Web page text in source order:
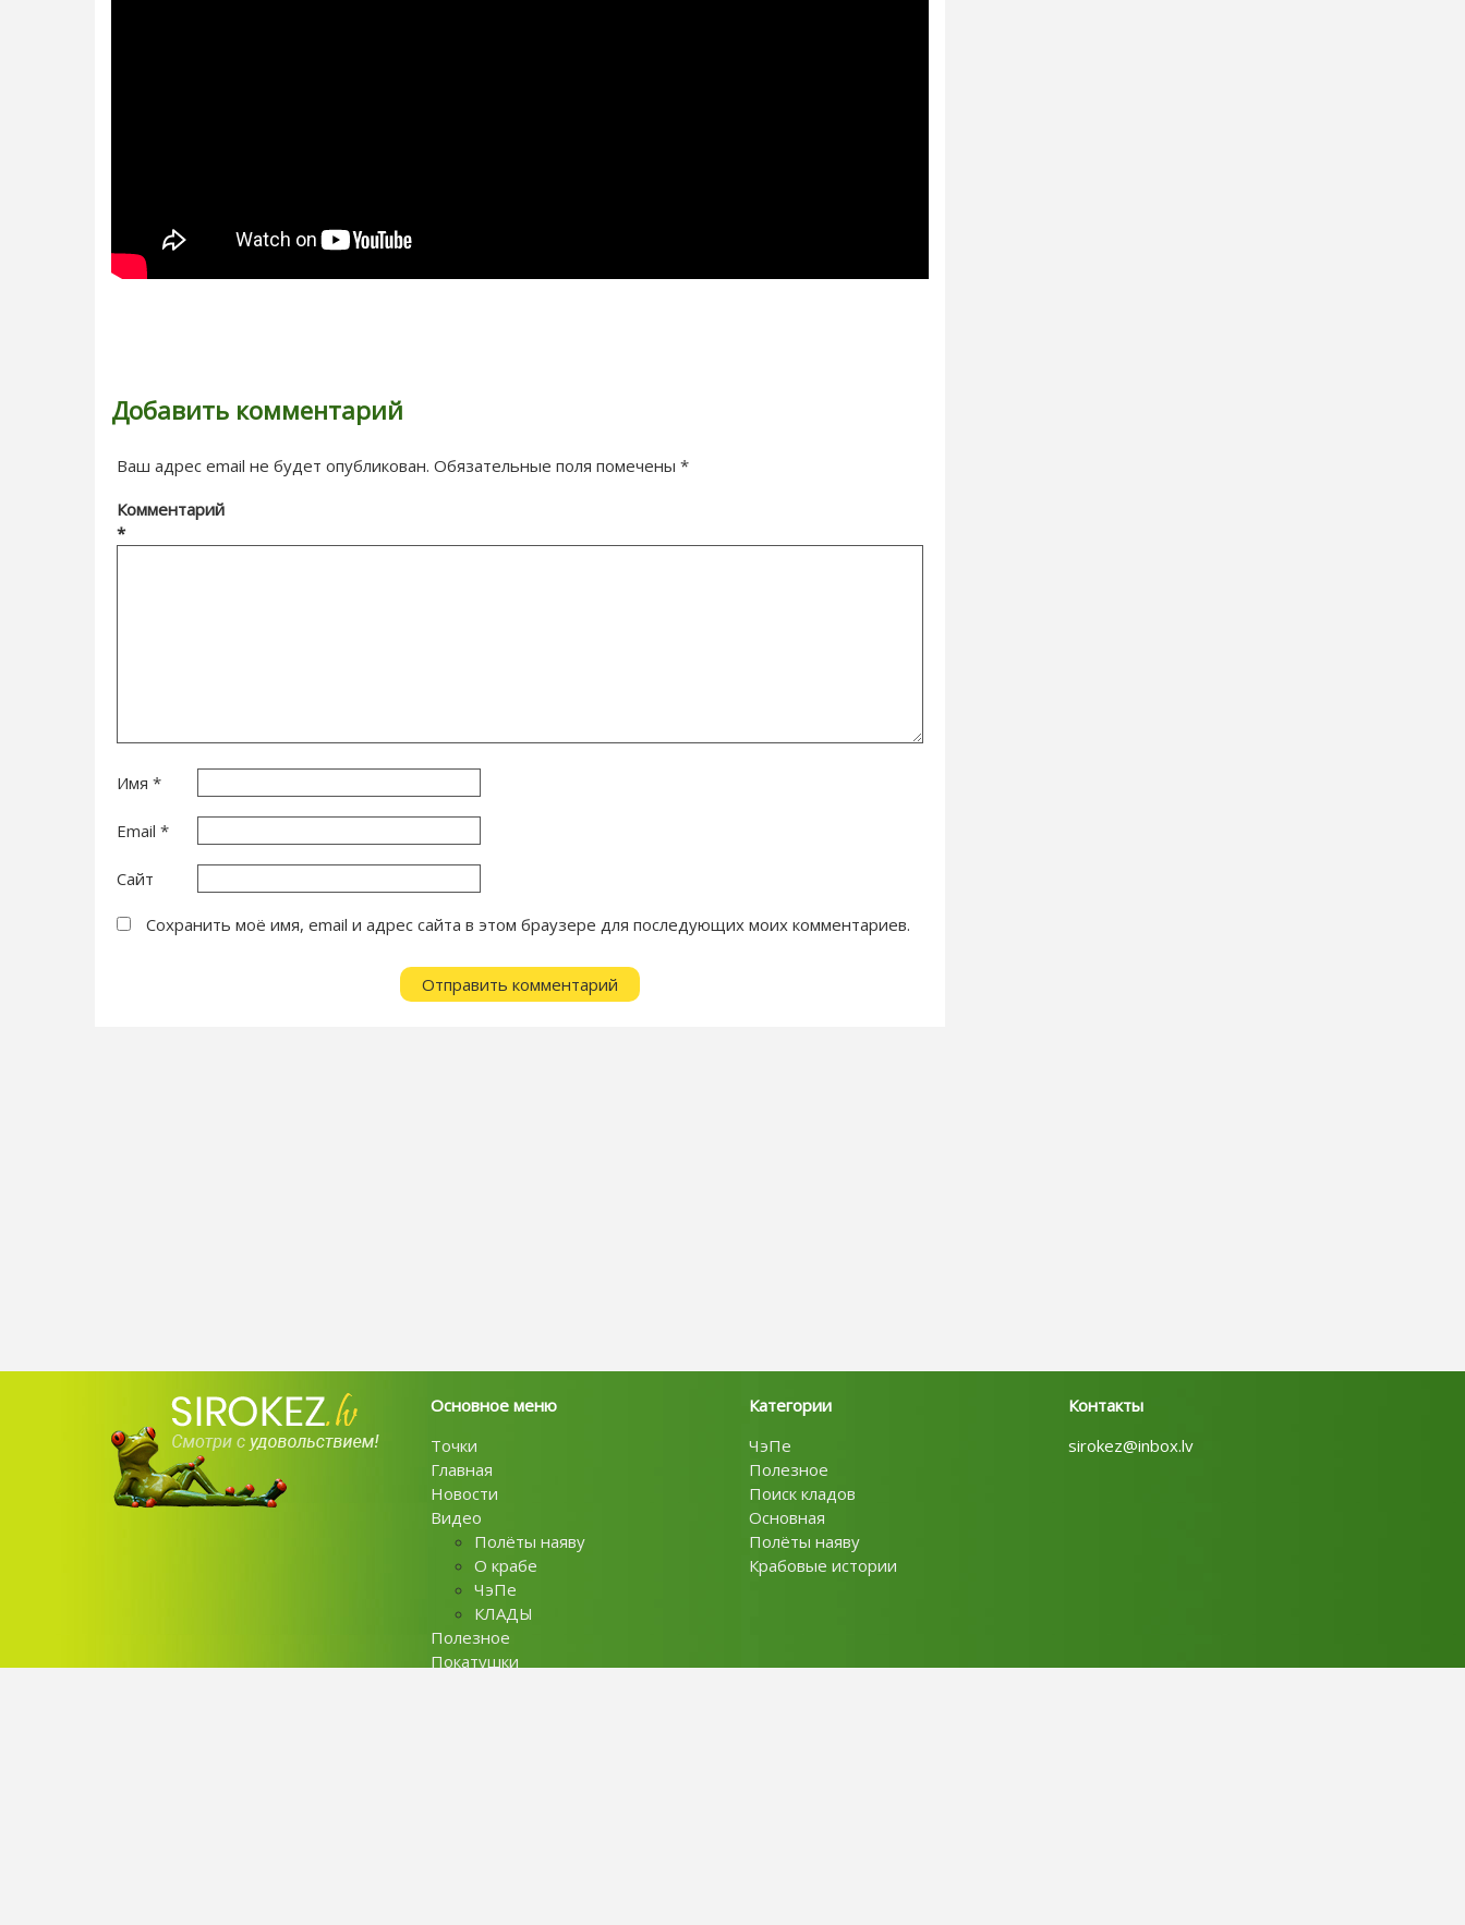
Добавить комментарий
Ваш адрес email не будет опубликован. Обязательные поля помечены *
Комментарий
*
Имя *
Email *
Сайт
Сохранить моё имя, email и адрес сайта в этом браузере для последующих моих комментариев.
Основное меню
Точки
Главная
Новости
Видео
Полёты наяву
О крабе
ЧэПе
КЛАДЫ
Полезное
Покатушки
Категории
ЧэПе
Полезное
Поиск кладов
Основная
Полёты наяву
Крабовые истории
Контакты
sirokez@inbox.lv